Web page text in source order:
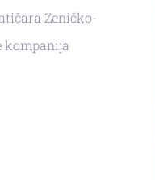
Zeničko-
kompanija